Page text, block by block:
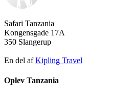
Safari Tanzania
Kongensgade 17A
350 Slangerup
En del afKipling Travel
Oplev Tanzania